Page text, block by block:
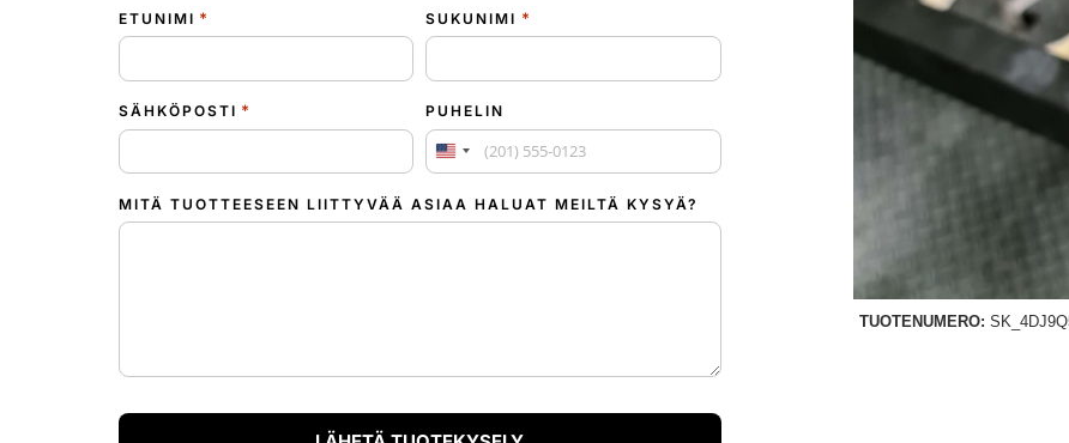
ETUNIMI * SUKUNIMI *
SÄHKÖPOSTI * PUHELIN
Yhdysvallat +1
MITÄ TUOTTEESEEN LIITTYVÄÄ ASIAA HALUAT MEILTÄ KYSYÄ?
TUOTENUMERO: